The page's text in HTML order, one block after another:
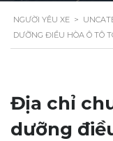
NGƯỜI YÊU XE >
DƯỠNG ĐIỀU HÒA Ô TÔ
Địa chỉ
dưỡng